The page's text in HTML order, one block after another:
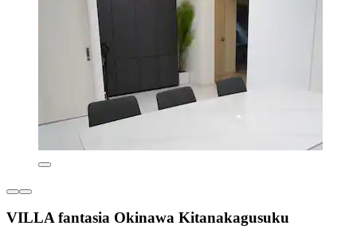
VILLA fantasia Okinawa Kitanakagusuku